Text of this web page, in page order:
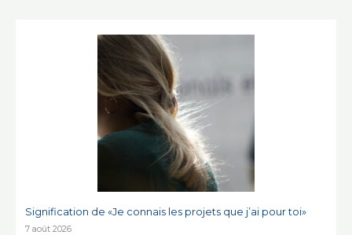
Signification de «Je connais les projets que j’ai pour toi»
7 août 2026